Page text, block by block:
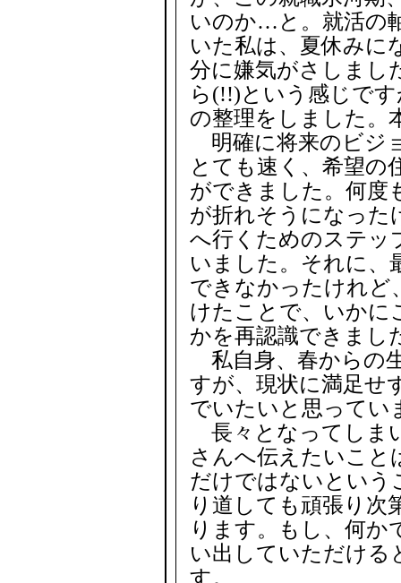
いのか…と。就活の
いた私は、夏休みに
分に嫌気がさしまし
ら(!!)という感じで
の整理をしました
明確に将来のビジ
とても速く、希望の
ができました。何度
が折れそうになった
へ行くためのステッ
いました。それに、
できなかったけれど
けたことで、いかに
かを再認識できまし
私自身、春からの
すが、現状に満足せ
でいたいと思ってい
長々となってしま
さんへ伝えたいこと
だけではないという
り道しても頑張り次
ります。もし、何か
い出していただける
す。